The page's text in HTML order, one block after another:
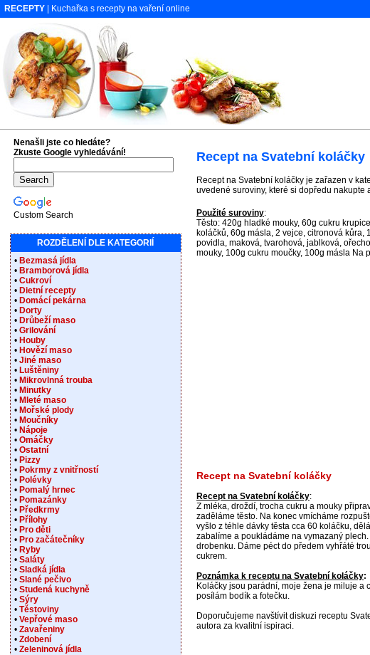
RECEPTY | Kuchařka s recepty na vaření online
Recept na Svatební koláčky
Recept na Svatební koláčky je zařazen v
uvedené suroviny, které si dopředu nakupte
Použité suroviny:
Těsto: 420g hladké mouky, 60g cukru
koláčků, 60g másla, 2 vejce, citronová
povidla, maková, tvarohová, jablková,
mouky, 100g cukru moučky, 100g másla Na
Recept na Svatební koláčky
Recept na Svatební koláčky:
Z mléka, droždí, trocha cukru a mouky
zaděláme těsto. Na konec vmícháme
vyšlo z téhle dávky těsta cca 60 koláčku,
zabalíme a poukládáme na vymazaný
drobenku. Dáme péct do předem vyhřáté
cukrem.
Poznámka k receptu na Svatební koláčky:
Koláčky jsou parádní, moje žena je miluje a
posílám bodík a fotečku.
Doporučujeme navštívit diskuzi receptu
autora za kvalitní ispiraci.
Nenašli jste co hledáte?
Zkuste Google vyhledávání!
Custom Search
ROZDĚLENÍ DLE KATEGORIÍ
• Bezmasá jídla
• Bramborová jídla
• Cukroví
• Dietní recepty
• Domácí pekárna
• Dorty
• Drůbeží maso
• Grilování
• Houby
• Hovězí maso
• Jiné maso
• Luštěniny
• Mikrovlnná trouba
• Minutky
• Mleté maso
• Mořské plody
• Moučníky
• Nápoje
• Omáčky
• Ostatní
• Pizzy
• Pokrmy z vnitřností
• Polévky
• Pomalý hrnec
• Pomazánky
• Předkrmy
• Přílohy
• Pro děti
• Pro začátečníky
• Ryby
• Saláty
• Sladká jídla
• Slané pečivo
• Studená kuchyně
• Sýry
• Těstoviny
• Vepřové maso
• Zavařeniny
• Zdobení
• Zeleninová jídla